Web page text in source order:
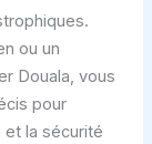
ou un
Douala, vous
pour
la sécurité